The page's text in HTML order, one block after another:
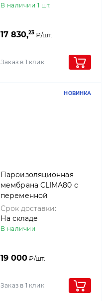
В наличии 1 шт.
17 830,23 ₽/шт.
Заказ в 1 клик
НОВИНКА
Пароизоляционная
мембрана CLIMA80 с
переменной
диффузией, 1,5х50м,
Holz Technic
Срок доставки:
На складе
В наличии
19 000₽/шт.
Заказ в 1 клик